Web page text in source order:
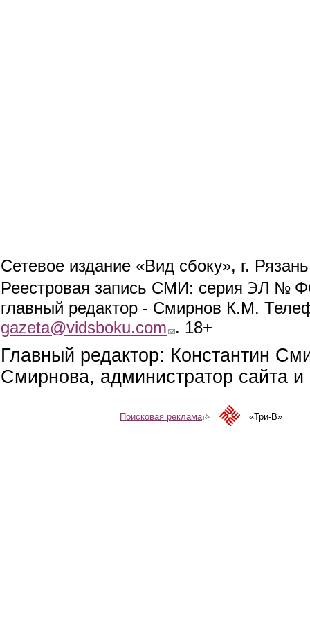
Сетевое издание «Вид сбоку», г.
Реестровая запись СМИ: серия ЭЛ №
главный редактор - Смирнов К.М.
gazeta@vidsboku.com (link sends e-mail)
. 18+
Главный редактор: Константин
Смирнова, администратор сайта
Поисковая реклама(link is external)«Три-В»